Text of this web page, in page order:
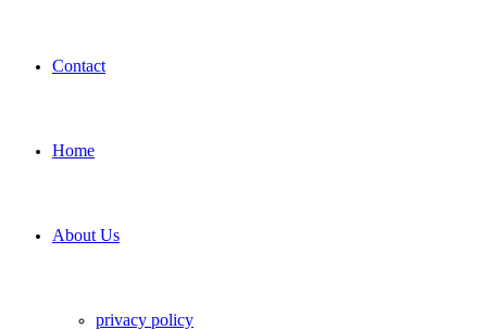
Contact
Home
About Us
privacy policy